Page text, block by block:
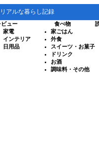
アルな暮らし記録
ビュー
家電
インテリア
日用品
食べ物
家ごはん
外食
スイーツ・お菓子
ドリンク
お酒
調味料・その他